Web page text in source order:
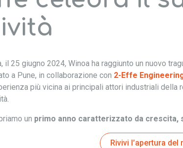
il 25 giugno 2024, Winoa ha raggiunto un nuovo
a Pune, in collaborazione con 2-Effe
più vicina ai principali attori industriali
un primo anno caratterizzato da crescita,
Rivivi l’apertura